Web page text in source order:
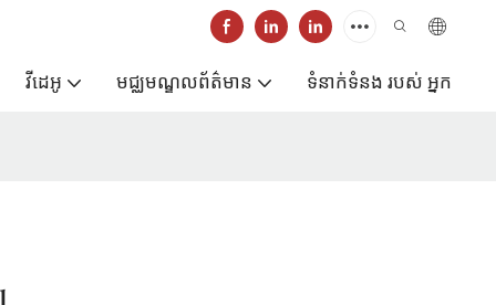
វីដេអូ មជ្ឈមណ្ឌលព័ត៌មាន ទំនាក់ទំនង របស់ អ្នក